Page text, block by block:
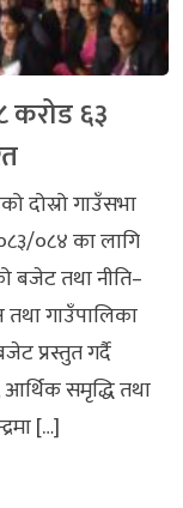
करोड ६३
दोस्रो गाउँसभा
०८४ का लागि
बजेट तथा नीति–
तथा गाउँपालिका
प्रस्तुत गर्दै
समृद्धि तथा
[…]